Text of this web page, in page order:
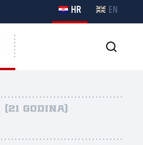
HR EN
(21 godina)